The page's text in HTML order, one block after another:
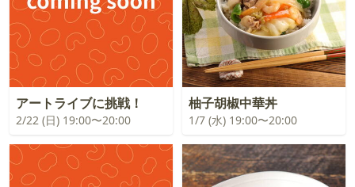
アートライブに挑戦！
2/22 (日) 19:00〜20:00
柚子胡椒中華丼
1/7 (水) 19:00〜20:00